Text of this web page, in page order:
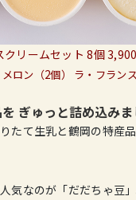
クリームセット 8個
ロン（2個） ラ・フランス
ぎゅっと詰め込みま
たて生乳と鶴岡の特産
気なのが「だだちゃ豆